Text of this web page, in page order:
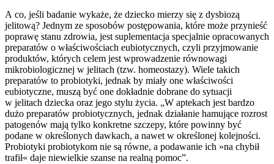
A co, jeśli badanie wykaże, że dziecko mierzy się z dysbiozą
jelitową? Jednym ze sposobów postępowania, które może przynieść
poprawę stanu zdrowia, jest suplementacja specjalnie opracowanych
preparatów o właściwościach eubiotycznych, czyli przyjmowanie
produktów, których celem jest wprowadzenie równowagi
mikrobiologicznej w jelitach (tzw. homeostazy). Wiele takich
preparatów to probiotyki, jednak by miały one właściwości
eubiotyczne, muszą być one dokładnie dobrane do sytuacji
w jelitach dziecka oraz jego stylu życia. „W aptekach jest bardzo
dużo preparatów probiotycznych, jednak działanie hamujące rozrost
patogenów mają tylko konkretne szczepy, które powinny być
podane w określonych dawkach, a nawet w określonej kolejności.
Probiotyki probiotykom nie są równe, a podawanie ich »na chybił
trafił« daje niewielkie szanse na realną pomoc”.